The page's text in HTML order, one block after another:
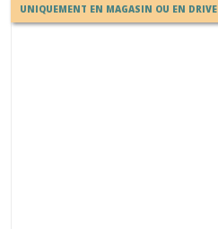
UNIQUEMENT EN MAGASIN OU EN DRIVE